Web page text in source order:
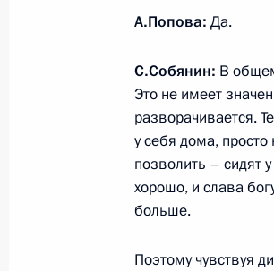
Совещание о
коронавируса в
24 марта 2020 года,
23 марта 2020
Поздравление
23 марта 2020 года,
А.Попова: Да.
С.Собянин: В
Это не имеет
разворачивается.
у себя дома, просто
позволить – сидят
хорошо, и слава
больше.
Поэтому чувствуя